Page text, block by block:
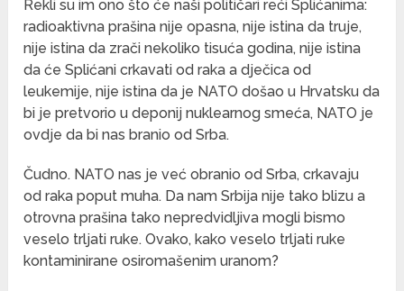
Rekli su im ono što će naši političari reći Splićanima:
radioaktivna prašina nije opasna, nije istina da truje,
nije istina da zrači nekoliko tisuća godina, nije istina
da će Splićani crkavati od raka a dječica od
leukemije, nije istina da je NATO došao u Hrvatsku da
bi je pretvorio u deponij nuklearnog smeća, NATO je
ovdje da bi nas branio od Srba.
Čudno. NATO nas je već obranio od Srba, crkavaju
od raka poput muha. Da nam Srbija nije tako blizu a
otrovna prašina tako nepredvidljiva mogli bismo
veselo trljati ruke. Ovako, kako veselo trljati ruke
kontaminirane osiromašenim uranom?